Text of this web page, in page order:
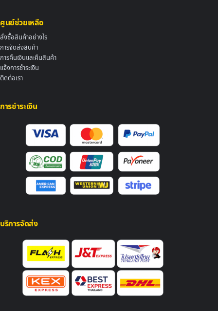
ศูนย์ช่วยเหลือ
สั่งซื้อสินค้าอย่างไร
การจัดส่งสินค้า
การคืนเงินและคืนสินค้า
แจ้งการชำระเงิน
ติดต่อเรา
การชำระเงิน
บริการจัดส่ง